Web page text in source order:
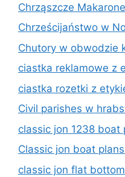
Chrząszcze
Chrześcijaństwo w
Chutory w obwodzie
ciastka reklamowe z
ciastka rozetki z
Civil parishes w
classic jon 1238 boat
Classic jon boat
classic jon flat